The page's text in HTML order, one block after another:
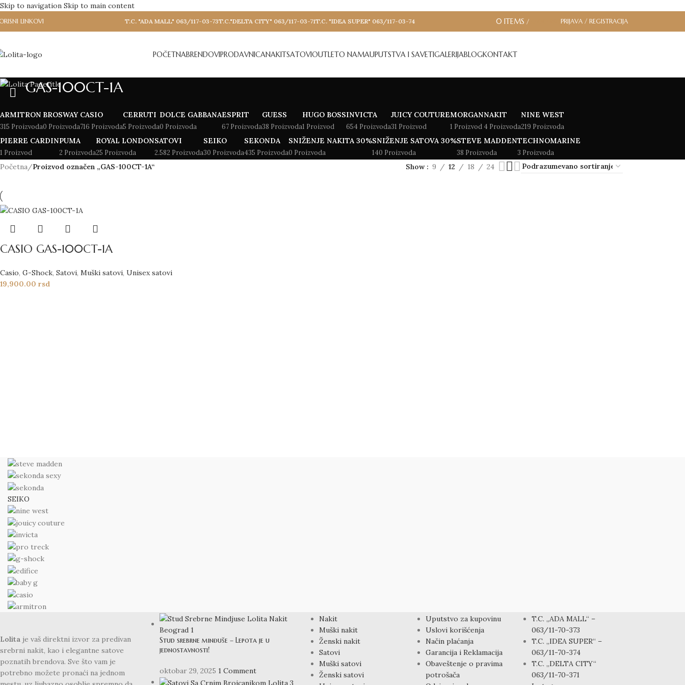
Skip to navigation Skip to main content
LINKOVI T.C. "ADA MALL" 063/117-03-73T.C."DELTA CITY" 063/117-03-71T.C. "IDEA SUPER" 063/117-03-74 0 ITEMS / PRIJAVA / REGISTRACIJA
POČETNABRENDOVIPRODAVNICANAKITSATOVIOUTLETO NAMAUPUTSTVA I SAVETIGALERIJABLOGKONTAKT
GAS-100CT-1A
ARMITRON
315 Proizvoda
BROSWAY
0 Proizvoda
CASIO
716 Proizvoda
CERRUTI
5 Proizvoda
DOLCE GABBANA
0 Proizvoda
ESPRIT
67 Proizvoda
GUESS
38 Proizvoda
HUGO BOSS
1 Proizvod
INVICTA
654 Proizvoda
JUICY COUTURE
31 Proizvod
MORGAN
1 Proizvod
NAKIT
4 Proizvoda
NINE WEST
219 Proizvoda
PIERRE CARDIN
1 Proizvod
PUMA
2 Proizvoda
ROYAL LONDON
25 Proizvoda
SATOVI
2.582 Proizvoda
SEIKO
30 Proizvoda
SEKONDA
435 Proizvoda
SNIŽENJE NAKITA 30%
0 Proizvoda
SNIŽENJE SATOVA 30%
140 Proizvoda
STEVE MADDEN
38 Proizvoda
TECHNOMARINE
3 Proizvoda
Početna /Proizvod označen „GAS-100CT-1A“ Show 9 12 18 24
CASIO GAS-100CT-1A
Casio, G-Shock, Satovi, Muški satovi, Unisex satovi
19,900.00 rsd
SEIKO
Lolita je vaš direktni izvor za predivan
srebrni nakit, kao i elegantne satove
poznatih brendova. Sve što vam je
potrebno možete pronaći na jednom
Stud srebrne minđuše – Lepota je u
jednostavnosti!
oktobar 29, 2025 1 Comment
Nakit
Muški nakit
Ženski nakit
Satovi
Muški satovi
Ženski satovi
Uputstvo za kupovinu
Uslovi korišćenja
Način plaćanja
Garancija i Reklamacija
Obaveštenje o pravima
potrošača
T.C. „ADA MALL“ –
063/11-70-373
T.C. „IDEA SUPER“ –
063/11-70-374
T.C. „DELTA CITY“
063/11-70-371